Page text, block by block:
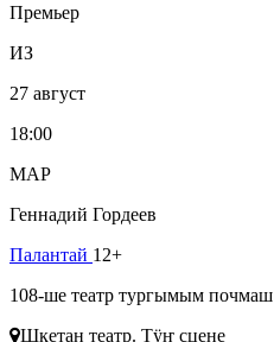
Премьер
ИЗ
27 август
18:00
МАР
Геннадий Гордеев
Палантай 12+
108-ше театр тургымым почмаш
Шкетан театр. Тӱҥ сцене